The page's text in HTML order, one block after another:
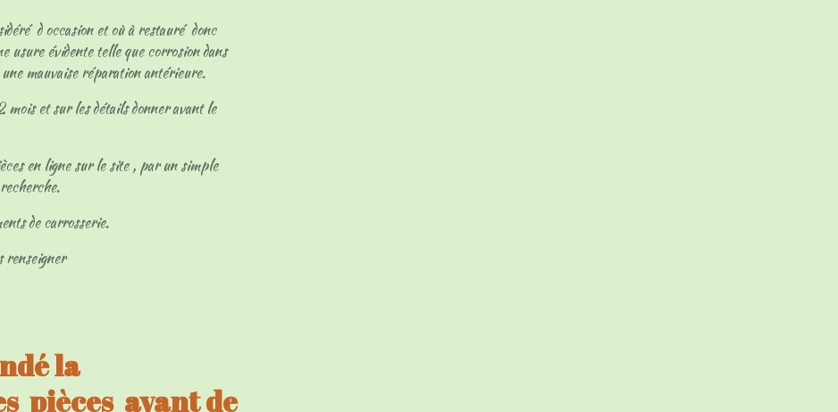
d occasion et où à restauré donc
usure évidente telle que corrosion dans
mauvaise réparation antérieure.
mois et sur les détails donner avant le
en ligne sur le site , par un simple
de carrosserie.
renseigner
la
pièces avant de